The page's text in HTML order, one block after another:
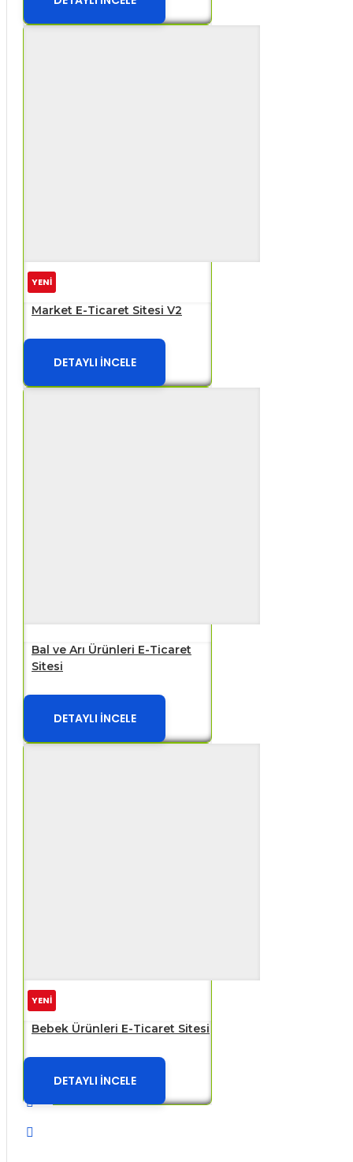
YENİ
Market E-Ticaret Sitesi V2
DETAYLI İNCELE
Bal ve Arı Ürünleri E-Ticaret
Sitesi
DETAYLI İNCELE
YENİ
Bebek Ürünleri E-Ticaret Sitesi
DETAYLI İNCELE